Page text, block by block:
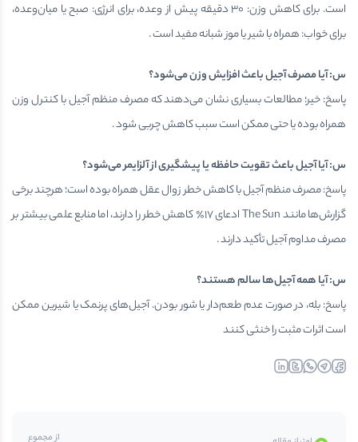
whatsapp
twitter
linkedin
است. برای کاهش وزن: ۳۰ دقیقه پیش از وعده، برای انرژی: صبح یا میان‌وعده،
برای خواب: همراه با شیر یا موز شبانه مفید است .
س: آیا مصرف آجیل باعث افزایش وزن می‌شود؟
پاسخ: خیر؛ مطالعات بسیاری نشان می‌دهند که مصرف منظم آجیل با کنترل وزن
همراه بوده یا حتی ممکن است سبب کاهش چربی شود .
س: آیا آجیل باعث تقویت حافظه یا پیشگیری از آلزایمر می‌شود؟
پاسخ: مصرف منظم آجیل با کاهش خطر زوال عقل همراه بوده است؛ هرچند برخی
گزارش‌ها مانند The Sun ادعای ۱۷٪ کاهش خطر را دارند، اما منابع علمی بیشتر بر
مصرف مداوم آجیل‌ تأکید دارند .
س: آیا همه آجیل‌ها سالم هستند؟
پاسخ: بله، در صورت عدم طعم‌دار یا شور بودن. آجیل‌های پرنمک یا شیرین ممکن
است اثرات مثبت را خنثی کنند
از مجموع